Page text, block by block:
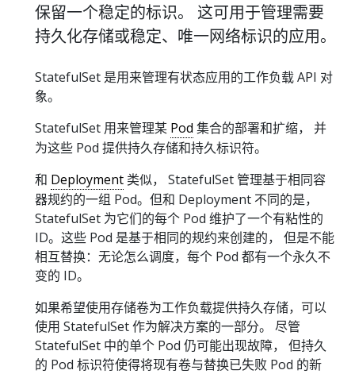
保留一个稳定的标识。 这可用于管理需要
持久化存储或稳定、唯一网络标识的应用。
StatefulSet 是用来管理有状态应用的工作负载 API 对
象。
StatefulSet 用来管理某 Pod 集合的部署和扩缩， 并
为这些 Pod 提供持久存储和持久标识符。
和 Deployment 类似， StatefulSet 管理基于相同容
器规约的一组 Pod。但和 Deployment 不同的是，
StatefulSet 为它们的每个 Pod 维护了一个有粘性的
ID。这些 Pod 是基于相同的规约来创建的， 但是不能
相互替换：无论怎么调度，每个 Pod 都有一个永久不
变的 ID。
如果希望使用存储卷为工作负载提供持久存储，可以
使用 StatefulSet 作为解决方案的一部分。 尽管
StatefulSet 中的单个 Pod 仍可能出现故障， 但持久
的 Pod 标识符使得将现有卷与替换已失败 Pod 的新